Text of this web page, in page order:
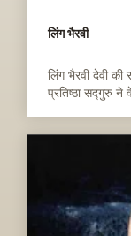
लिंग भैरवी
लिंग भैरवी देवी
प्रतिष्ठा सद्गुरु ने